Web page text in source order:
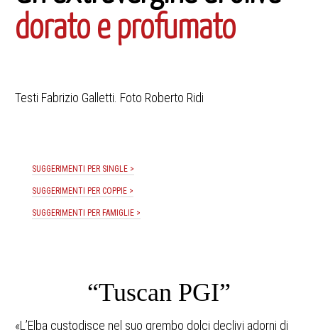
dorato e profumato
Testi Fabrizio Galletti. Foto Roberto Ridi
SUGGERIMENTI PER SINGLE >
SUGGERIMENTI PER COPPIE >
SUGGERIMENTI PER FAMIGLIE >
“Tuscan PGI”
«L’Elba custodisce nel suo grembo dolci declivi adorni di